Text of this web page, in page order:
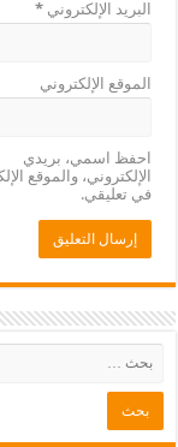
البريد الإلكتروني*
الموقع الإلكتروني
احفظ اسمي، بريدي
الإلكتروني، والموقع
في تعليقي.